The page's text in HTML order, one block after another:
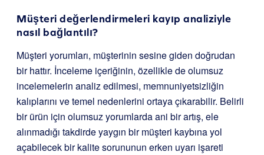
Müşteri değerlendirmeleri kayıp analiziyle
nasıl bağlantılı?
Müşteri yorumları, müşterinin sesine giden doğrudan
bir hattır. İnceleme içeriğinin, özellikle de olumsuz
incelemelerin analiz edilmesi, memnuniyetsizliğin
kalıplarını ve temel nedenlerini ortaya çıkarabilir. Belirli
bir ürün için olumsuz yorumlarda ani bir artış, ele
alınmadığı takdirde yaygın bir müşteri kaybına yol
açabilecek bir kalite sorununun erken uyarı işareti